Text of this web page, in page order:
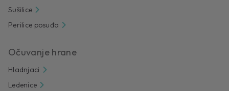
Sušilice
Perilice posuđa
Očuvanje hrane
Hladnjaci
Ledenice